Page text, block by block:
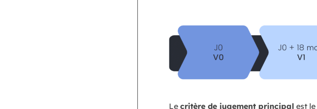
Le critère de jugement principal est le